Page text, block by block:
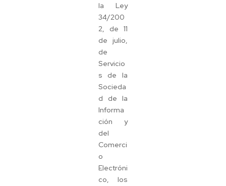
la Ley
34/200
2, de 11
de julio,
de
Servicio
s de la
Socieda
d de la
Informa
ción y
del
Comerci
o
Electróni
co, los